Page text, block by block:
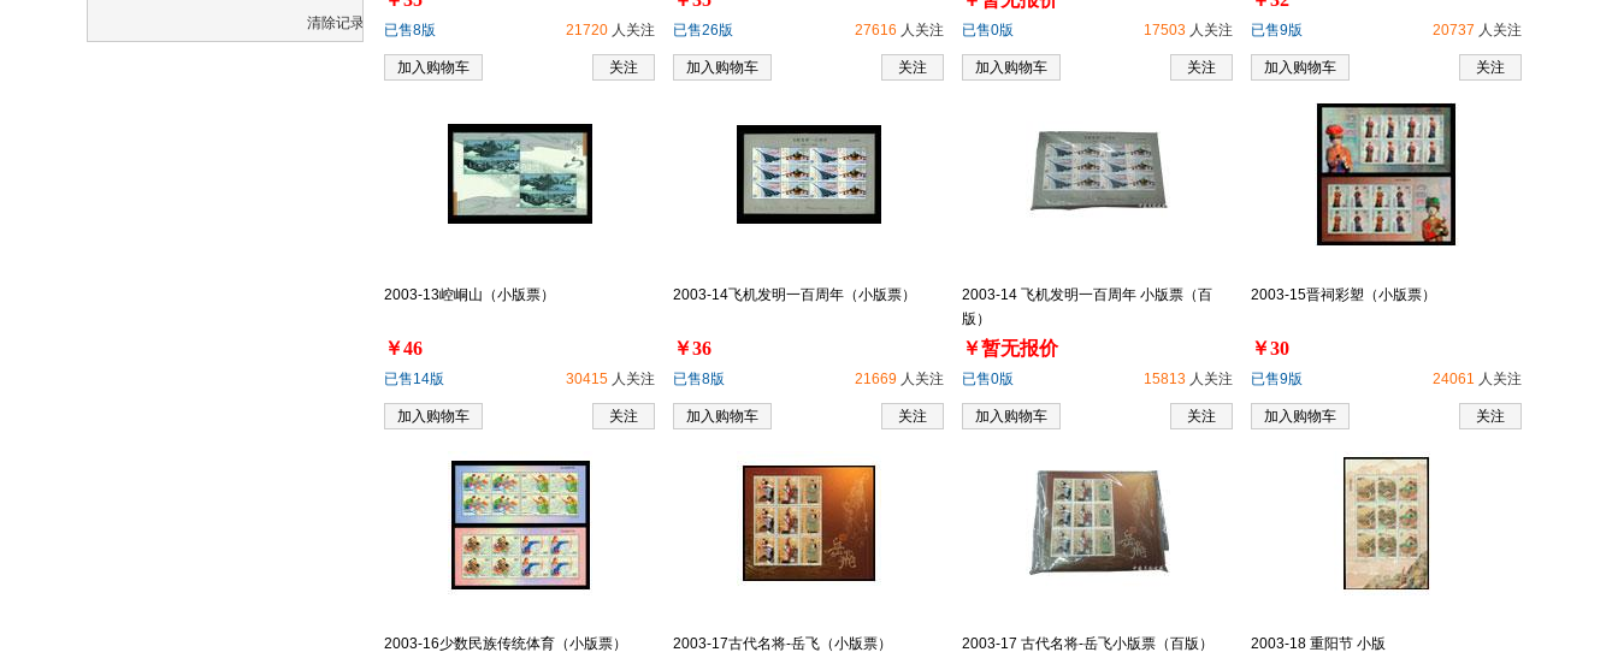
清除记录 21720 人关注
已售8版
关注
加入购物车
27616 人关注
已售26版
关注
加入购物车
17503 人关注
已售0版
关注
加入购物车
20737 人关注
已售9版
关注
加入购物车
2003-13崆峒山（小版票）
￥46
30415 人关注
已售14版
关注
加入购物车
2003-14飞机发明一百周年（小版票）
￥36
21669 人关注
已售8版
关注
加入购物车
2003-14 飞机发明一百周年 小版票（百
版）
￥暂无报价
15813 人关注
已售0版
关注
加入购物车
2003-15晋祠彩塑（小版票）
￥30
24061 人关注
已售9版
关注
加入购物车
2003-16少数民族传统体育（小版票） 2003-17古代名将-岳飞（小版票） 2003-17 古代名将-岳飞小版票（百版） 2003-18 重阳节 小版